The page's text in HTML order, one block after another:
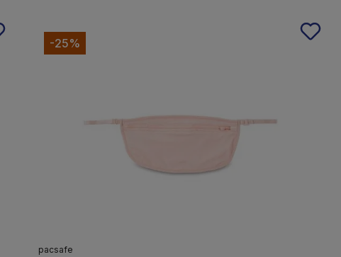
-25%
pacsafe